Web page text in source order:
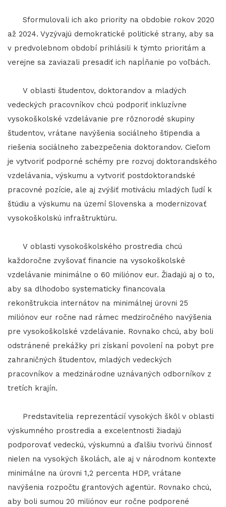
Sformulovali ich ako priority na obdobie rokov 2020
až 2024. Vyzývajú demokratické politické strany, aby sa
v predvolebnom období prihlásili k týmto prioritám a
verejne sa zaviazali presadiť ich napĺňanie po voľbách.
V oblasti študentov, doktorandov a mladých
vedeckých pracovníkov chcú podporiť inkluzívne
vysokoškolské vzdelávanie pre rôznorodé skupiny
študentov, vrátane navýšenia sociálneho štipendia a
riešenia sociálneho zabezpečenia doktorandov. Cieľom
je vytvoriť podporné schémy pre rozvoj doktorandského
vzdelávania, výskumu a vytvoriť postdoktorandské
pracovné pozície, ale aj zvýšiť motiváciu mladých ľudí k
štúdiu a výskumu na území Slovenska a modernizovať
vysokoškolskú infraštruktúru.
V oblasti vysokoškolského prostredia chcú
každoročne zvyšovať financie na vysokoškolské
vzdelávanie minimálne o 60 miliónov eur. Žiadajú aj o to,
aby sa dlhodobo systematicky financovala
rekonštrukcia internátov na minimálnej úrovni 25
miliónov eur ročne nad rámec medziročného navýšenia
pre vysokoškolské vzdelávanie. Rovnako chcú, aby boli
odstránené prekážky pri získaní povolení na pobyt pre
zahraničných študentov, mladých vedeckých
pracovníkov a medzinárodne uznávaných odborníkov z
tretích krajín.
Predstavitelia reprezentácií vysokých škôl v oblasti
výskumného prostredia a excelentnosti žiadajú
podporovať vedeckú, výskumnú a ďalšiu tvorivú činnosť
nielen na vysokých školách, ale aj v národnom kontexte
minimálne na úrovni 1,2 percenta HDP, vrátane
navýšenia rozpočtu grantových agentúr. Rovnako chcú,
aby boli sumou 20 miliónov eur ročne podporené